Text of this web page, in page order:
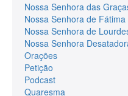
Nossa Senhora das
Nossa Senhora de Fátima
Nossa Senhora de
Nossa Senhora
Orações
Petição
Podcast
Quaresma